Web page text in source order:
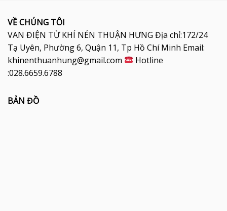
VỀ CHÚNG TÔI
VAN ĐIỆN TỪ KHÍ NÉN THUẬN HƯNG Địa chỉ:172/24
Tạ Uyên, Phường 6, Quận 11, Tp Hồ Chí Minh Email:
khinenthuanhung@gmail.com
Hotline
:028.6659.6788
BẢN ĐỒ